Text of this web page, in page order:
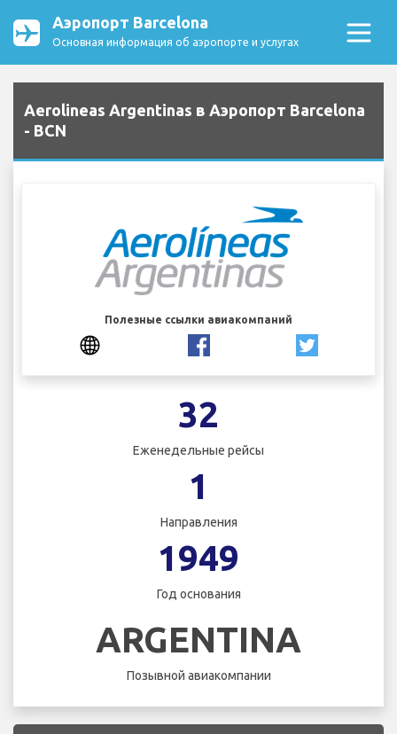
Аэропорт Barcelona
Основная информация об аэропорте и услугах
Aerolineas Argentinas в Аэропорт Barcelona
- BCN
Полезные ссылки авиакомпаний
32
Еженедельные рейсы
1
Направления
1949
Год основания
ARGENTINA
Позывной авиакомпании